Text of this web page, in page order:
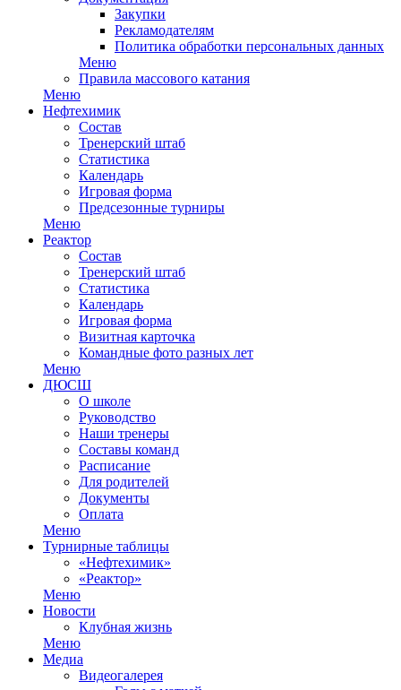
Закупки
Рекламодателям
Политика обработки персональных данных
Меню
Правила массового катания
Меню
Нефтехимик
Состав
Тренерский штаб
Статистика
Календарь
Игровая форма
Предсезонные турниры
Меню
Реактор
Состав
Тренерский штаб
Статистика
Календарь
Игровая форма
Визитная карточка
Командные фото разных лет
Меню
ДЮСШ
О школе
Руководство
Наши тренеры
Составы команд
Расписание
Для родителей
Документы
Оплата
Меню
Турнирные таблицы
«Нефтехимик»
«Реактор»
Меню
Новости
Клубная жизнь
Меню
Медиа
Видеогалерея